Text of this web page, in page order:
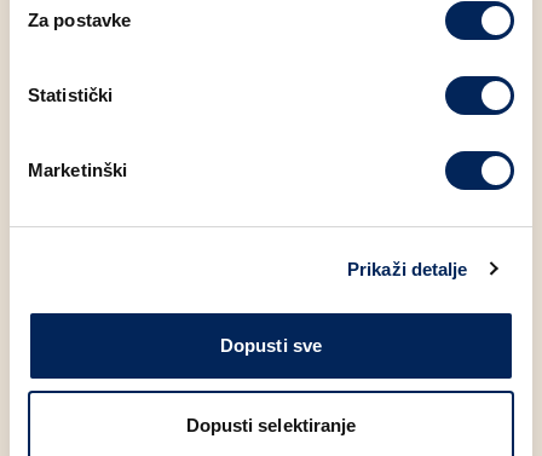
Za postavke
Statistički
Marketinški
Prikaži detalje
Dopusti sve
Dopusti selektiranje
Slasni zalogaji po super
cijenama!
Osigurajte si ukusne trenutke uz našu raznoliku ponudu
predivno ukusni Čoko twist, sad je dostupan za samo 1
euro. Savršen spoj čokolade i tijesta...
SAZNAJ VIŠE